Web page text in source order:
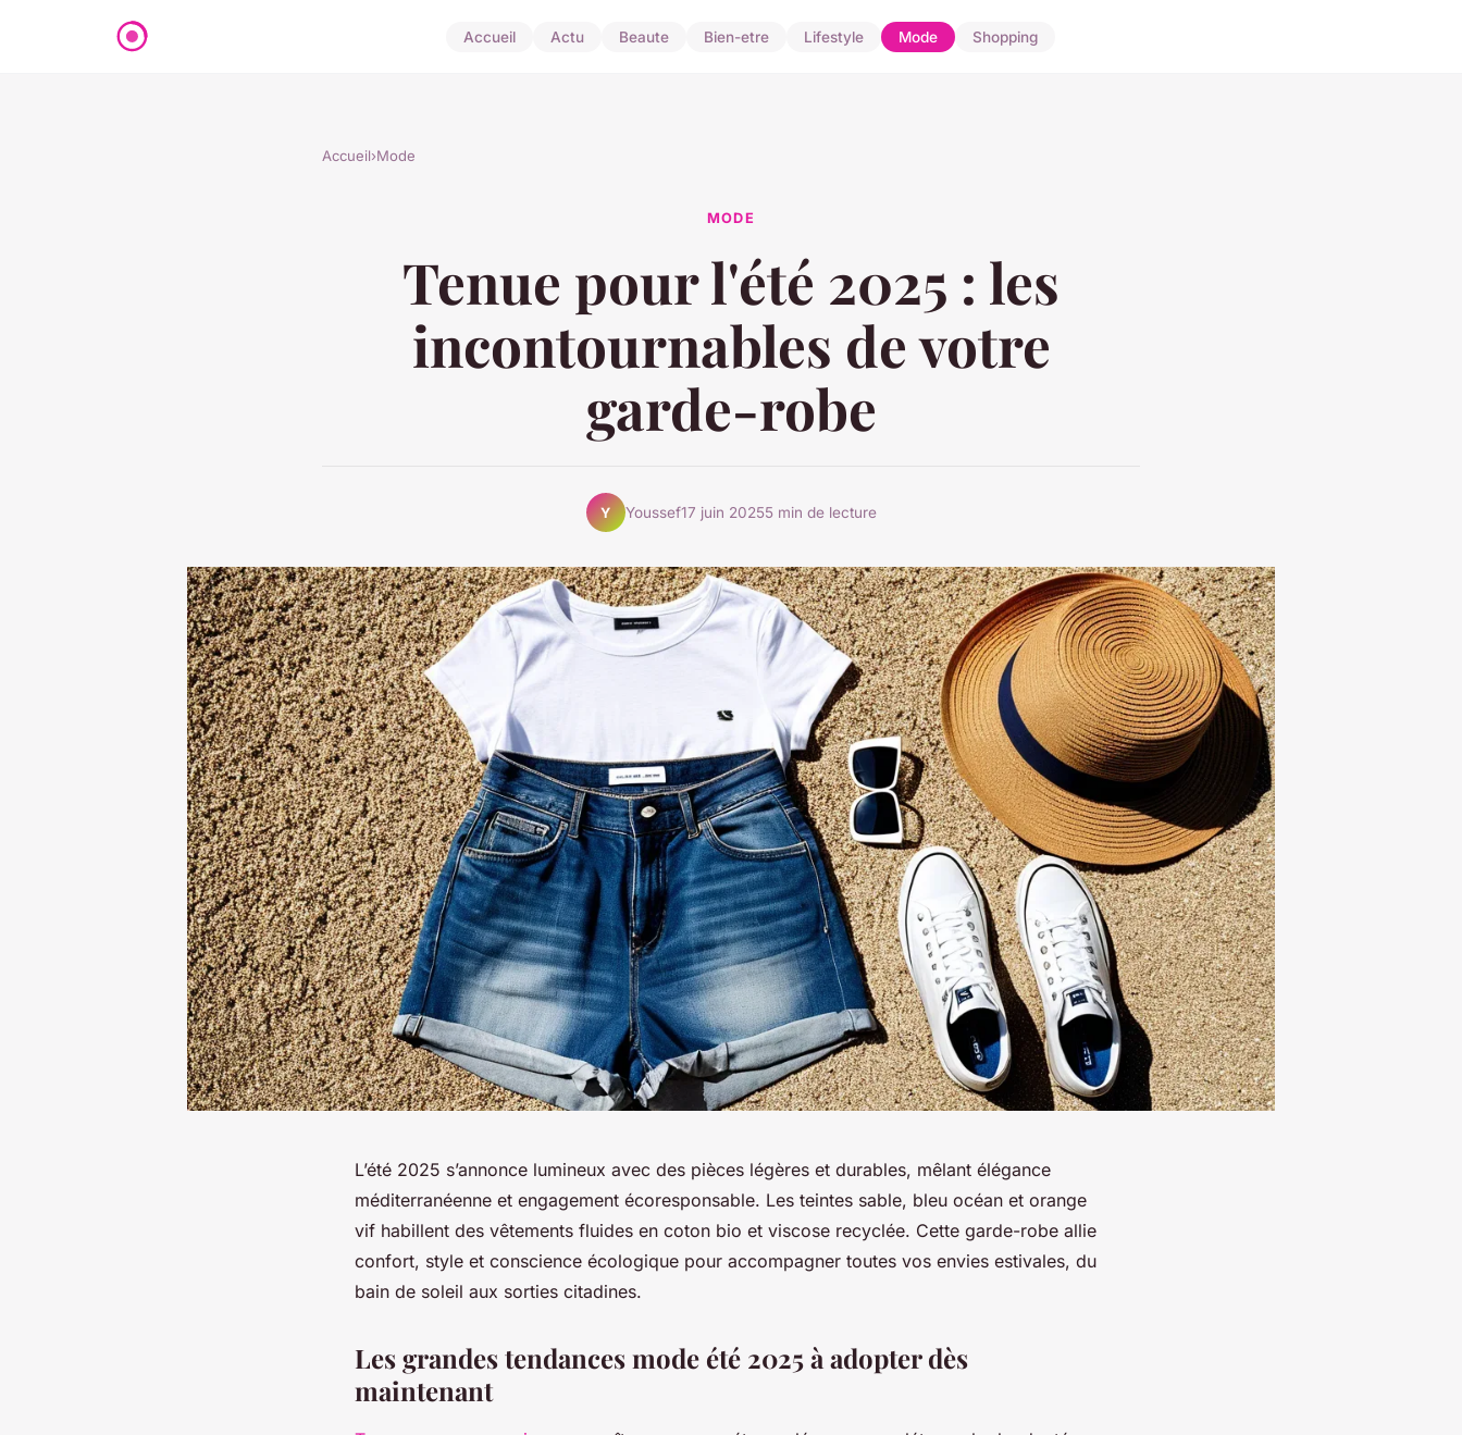
Accueil Actu Beaute Bien-etre Lifestyle Mode Shopping
Accueil›Mode
MODE
Tenue pour l'été 2025 : les
incontournables de votre
garde-robe
Y Youssef17 juin 20255 min de lecture
L’été 2025 s’annonce lumineux avec des pièces légères et durables, mêlant élégance
méditerranéenne et engagement écoresponsable. Les teintes sable, bleu océan et orange
vif habillent des vêtements fluides en coton bio et viscose recyclée. Cette garde-robe allie
confort, style et conscience écologique pour accompagner toutes vos envies estivales, du
bain de soleil aux sorties citadines.
Les grandes tendances mode été 2025 à adopter dès
maintenant